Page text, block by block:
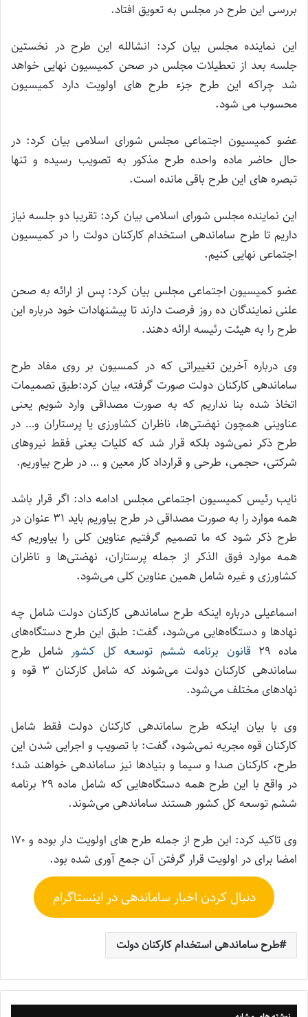
بررسی این طرح در مجلس به تعویق افتاد.
این نماینده مجلس بیان کرد: انشالله این طرح در نخستین
جلسه بعد از تعطیلات مجلس در صحن کمیسیون نهایی خواهد
شد چراکه این طرح جزء طرح های اولویت دارد کمیسیون
محسوب می شود.
عضو کمیسیون اجتماعی مجلس شورای اسلامی بیان کرد: در
حال حاضر ماده واحده طرح مذکور به تصویب رسیده و تنها
تبصره های این طرح باقی مانده است.
این نماینده مجلس شورای اسلامی بیان کرد: تقریبا دو جلسه نیاز
داریم تا طرح ساماندهی استخدام کارکنان دولت را در کمیسیون
اجتماعی نهایی کنیم.
عضو کمیسیون اجتماعی مجلس بیان کرد: پس از ارائه به صحن
علنی نمایندگان ده روز فرصت دارند تا پیشنهادات خود درباره این
طرح را به هیئت رئیسه ارائه دهند.
وی درباره آخرین تغییراتی که در کمسیون بر روی مفاد طرح
ساماندهی کارکنان دولت صورت گرفته، بیان کرد:طبق تصمیمات
اتخاذ شده بنا نداریم که به صورت مصداقی وارد شویم یعنی
عناوینی همچون نهضتی‌ها، ناظران کشاورزی یا پرستاران و… در
طرح ذکر نمی‌شود بلکه قرار شد که کلیات یعنی فقط نیروهای
شرکتی، حجمی، طرحی و قرارداد کار معین و … در طرح بیاوریم.
نایب رئیس کمیسیون اجتماعی مجلس ادامه داد: اگر قرار باشد
همه موارد را به صورت مصداقی در طرح بیاوریم باید ۳۱ عنوان در
طرح ذکر شود که ما تصمیم گرفتیم عناوین کلی را بیاوریم که
همه موارد فوق الذکر از جمله پرستاران، نهضتی‌ها و ناظران
کشاورزی و غیره شامل همین عناوین کلی می‌شود.
اسماعیلی درباره اینکه طرح ساماندهی کارکنان دولت شامل چه
نهادها و دستگاه‌هایی می‌شود، گفت: طبق این طرح دستگاه‌های
ماده ۲۹
قانون برنامه ششم توسعه کل کشور شامل طرح
ساماندهی کارکنان دولت می‌شوند که شامل کارکنان ۳ قوه و
نهادهای مختلف می‌شود.
وی با بیان اینکه طرح ساماندهی کارکنان دولت فقط شامل
کارکنان قوه مجریه نمی‌شود، گفت: با تصویب و اجرایی شدن این
طرح، کارکنان صدا و سیما و بنیاد‌ها نیز ساماندهی خواهند شد؛
در واقع با این طرح همه دستگاه‌هایی که شامل ماده ۲۹ برنامه
ششم توسعه کل کشور هستند ساماندهی می‌شوند.
وی تاکید کرد: این طرح از جمله طرح های اولویت دار بوده و ۱۷۰
امضا برای در اولویت قرار گرفتن آن جمع آوری شده بود.
دنبال کردن اخبار ساماندهی در اینستاگرام
طرح ساماندهی استخدام کارکنان دولت